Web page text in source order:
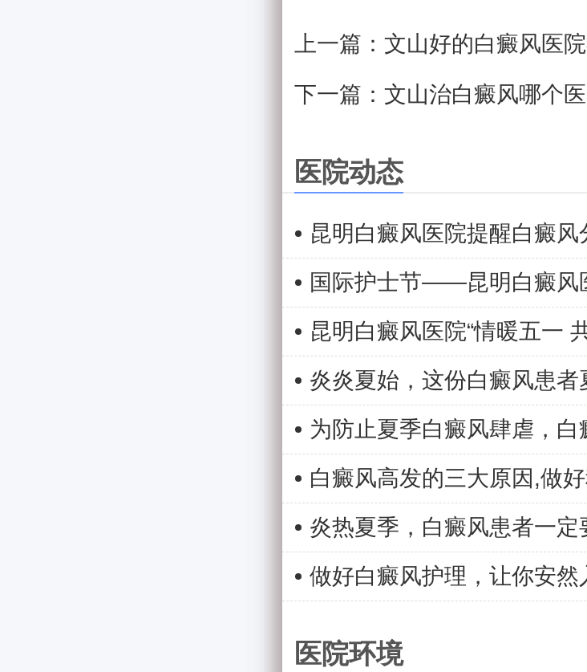
上一篇： 文山好的白癜风医院在哪-得
下一篇： 文山治白癜风哪个医院好-有什么
医院动态
炎热夏季，白癜风患者一
做好白癜风护理，让你安然
医院环境